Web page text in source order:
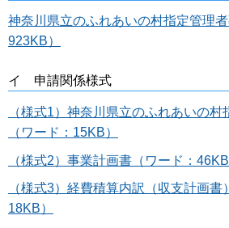
神奈川県立のふれあいの村指定管理
923KB）
イ 申請関係様式
（様式1）神奈川県立のふれあいの
（ワード：15KB）
（様式2）事業計画書（ワード：46KB
（様式3）経費積算内訳（収支計画書
18KB）